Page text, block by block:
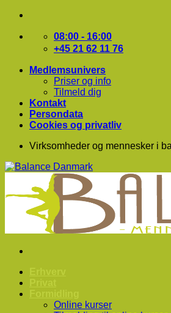
Fortsæt
indhold
08:00 - 16:00
+45 21 62 11 76
Medlemsunivers
Priser og info
Tilmeld dig
Kontakt
Persondata
Cookies og privatliv
Virksomheder og mennesker i
Online kurser